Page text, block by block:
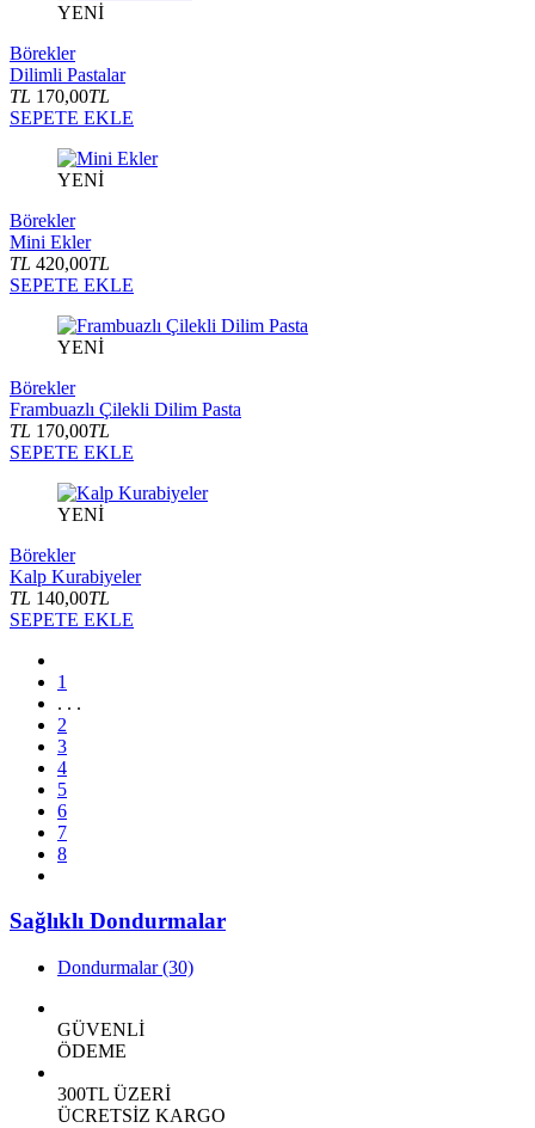
YENİ
Börekler
Dilimli Pastalar
TL 170,00TL
SEPETE EKLE
YENİ
Börekler
Mini Ekler
TL 420,00TL
SEPETE EKLE
YENİ
Börekler
Frambuazlı Çilekli Dilim Pasta
TL 170,00TL
SEPETE EKLE
YENİ
Börekler
Kalp Kurabiyeler
TL 140,00TL
SEPETE EKLE
1
. . .
2
3
4
5
6
7
8
Sağlıklı Dondurmalar
Dondurmalar(30)
GÜVENLİ
ÖDEME
300TL ÜZERİ
ÜCRETSİZ KARGO